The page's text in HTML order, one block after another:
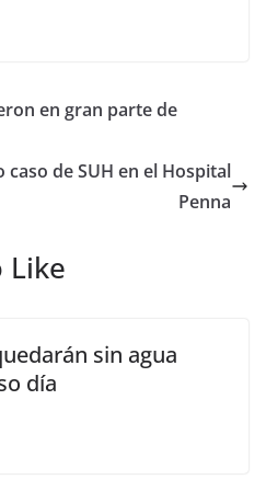
en gran parte de
de SUH en el Hospital
Penna
Like
sin agua
día